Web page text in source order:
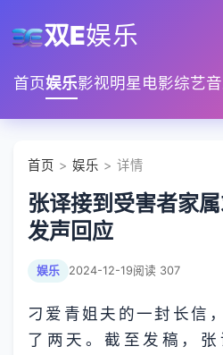
双E娱乐
首页娱乐影视明星电影综艺
首页 > 娱乐 > 详情
张译接到受害者家
发声回应
娱乐 2024-12-19阅读 307
刁爱青姐夫的一封长信
了两天。截至发稿，